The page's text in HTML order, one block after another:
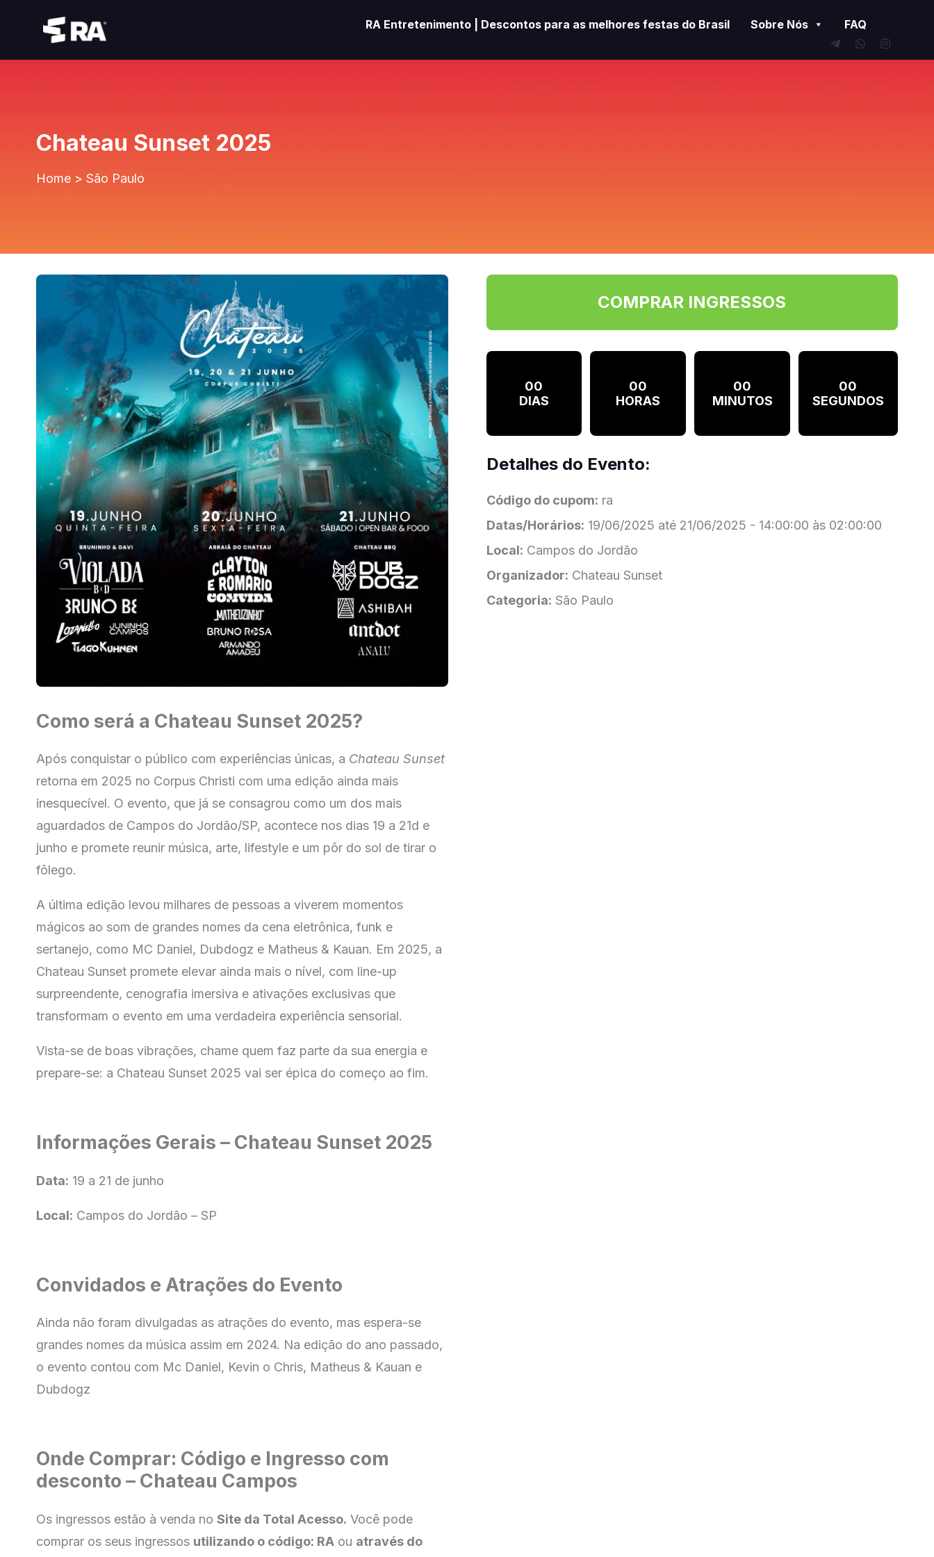
RA Entretenimento | Descontos para as melhores festas do Brasil Sobre Nós FAQ
Chateau Sunset 2025
Home > São Paulo
Como será a Chateau Sunset 2025?
Após conquistar o público com experiências únicas, a Chateau Sunset
retorna em 2025 no Corpus Christi com uma edição ainda mais
inesquecível. O evento, que já se consagrou como um dos mais
aguardados de Campos do Jordão/SP, acontece nos dias 19 a 21d e
junho e promete reunir música, arte, lifestyle e um pôr do sol de tirar o
fôlego.
A última edição levou milhares de pessoas a viverem momentos
mágicos ao som de grandes nomes da cena eletrônica, funk e
sertanejo, como MC Daniel, Dubdogz e Matheus & Kauan. Em 2025, a
Chateau Sunset promete elevar ainda mais o nível, com line-up
surpreendente, cenografia imersiva e ativações exclusivas que
transformam o evento em uma verdadeira experiência sensorial.
Vista-se de boas vibrações, chame quem faz parte da sua energia e
prepare-se: a Chateau Sunset 2025 vai ser épica do começo ao fim.
Informações Gerais – Chateau Sunset 2025
Data: 19 a 21 de junho
Local: Campos do Jordão – SP
Convidados e Atrações do Evento
Ainda não foram divulgadas as atrações do evento, mas espera-se
grandes nomes da música assim em 2024. Na edição do ano passado,
o evento contou com Mc Daniel, Kevin o Chris, Matheus & Kauan e
Dubdogz
Onde Comprar: Código e Ingresso com
desconto – Chateau Campos
Os ingressos estão à venda no Site da Total Acesso. Você pode
comprar os seus ingressos utilizando o código: RA ou através do
COMPRAR INGRESSOS
00
DIAS
00
HORAS
00
MINUTOS
00
SEGUNDOS
Detalhes do Evento:
Código do cupom: ra
Datas/Horários: 19/06/2025 até 21/06/2025 - 14:00:00 às 02:00:00
Local: Campos do Jordão
Organizador: Chateau Sunset
Categoria: São Paulo